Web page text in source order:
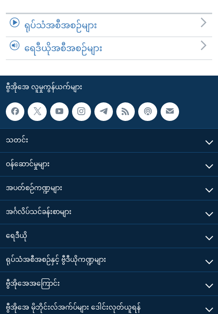
ရုပ်သံအစီအစဉ်များ
ရေဒီယိုအစီအစဉ်များ
ဗွီအိုအေ လူမှုကွန်ယက်များ
သတင်း
၀န်ဆောင်မှုများ
အပတ်စဉ်ကဏ္ဍများ
အင်္ဂလိပ်သင်ခန်းစာများ
ရေဒီယို
ရုပ်သံအစီအစဉ်နှင့် ဗွီဒီယိုကဏ္ဍများ
ဗွီအိုအေအကြောင်း
ဗွီအိုအေ မိုဘိုင်းလ်အက်ပ်များ ဒေါင်းလုတ်ယူရန်